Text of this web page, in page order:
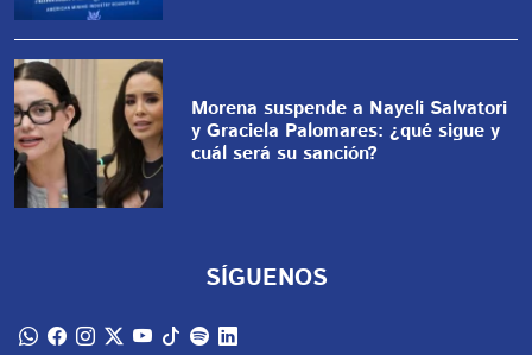
Morena suspende a Nayeli Salvatori
y Graciela Palomares: ¿qué sigue y
cuál será su sanción?
SÍGUENOS